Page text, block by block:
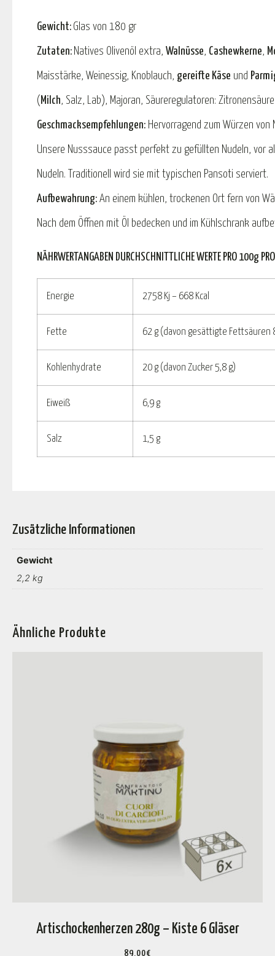
Gewicht: Glas von 180 gr
Zutaten: Natives Olivenöl extra, Walnüsse, Cashewkerne,
Maisstärke, Weinessig, Knoblauch, gereifte Käse und
( Milch, Salz, Lab), Majoran, Säureregulatoren:
Geschmacksempfehlungen: Hervorragend zum Würzen von
Unsere Nusssauce passt perfekt zu gefüllten Nudeln, vor
Nudeln. Traditionell wird sie mit typischen Pansoti serviert.
Aufbewahrung: An einem kühlen, trockenen Ort fern von
Nach dem Öffnen mit Öl bedecken und im Kühlschrank
NÄHRWERTANGABEN DURCHSCHNITTLICHE WERTE PRO 100g
Energie 2758 Kj – 668 Kcal
Fette 62 g (davon gesättigte Fettsäuren
Kohlenhydrate 20 g (davon Zucker 5,8 g)
Eiweiß 6,9 g
Salz 1,5 g
Zusätzliche Informationen
Gewicht
2,2 kg
Ähnliche Produkte
Artischockenherzen 280g – Kiste 6 Gläser
89,00€